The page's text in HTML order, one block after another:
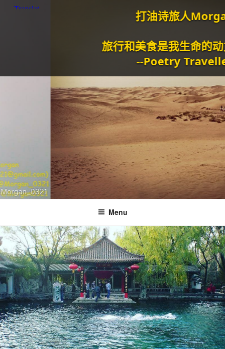
打油诗旅人Morgan
旅行和美食是我生命的动力泉
--Poetry Traveller
Menu